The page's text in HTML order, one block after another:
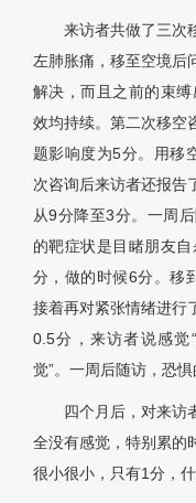
来访者共做了三次
左肺胀痛，移至空境后
解决，而且之前的束
效均持续。第二次移空
题影响度为5分。用移
次咨询后来访者还报告
从9分降至3分。一周
的靶症状是目睹朋友
分，做的时候6分。移
接着再对紧张情绪进行
0.5分，来访者说感
觉”。一周后随访，恐惧
四个月后，对来访
全没有感觉，特别累的
很小很小，只有1分，